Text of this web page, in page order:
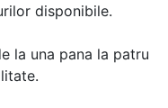
disponibile.
la una pana la patru